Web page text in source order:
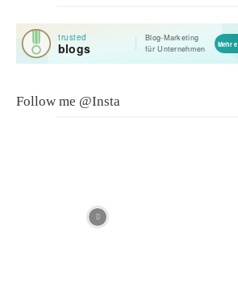
Follow me @Insta